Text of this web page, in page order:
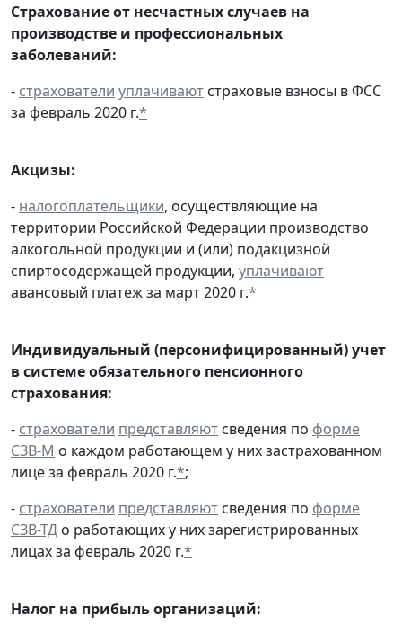
Страхование от несчастных случаев на
производстве и профессиональных
заболеваний:
- страхователи уплачивают страховые взносы в ФСС
за февраль 2020 г.*
Акцизы:
- налогоплательщики, осуществляющие на
территории Российской Федерации производство
алкогольной продукции и (или) подакцизной
спиртосодержащей продукции, уплачивают
авансовый платеж за март 2020 г.*
Индивидуальный (персонифицированный) учет
в системе обязательного пенсионного
страхования:
- страхователи представляют сведения по форме
СЗВ-М о каждом работающем у них застрахованном
лице за февраль 2020 г.*;
- страхователи представляют сведения по форме
СЗВ-ТД о работающих у них зарегистрированных
лицах за февраль 2020 г.*
Налог на прибыль организаций: